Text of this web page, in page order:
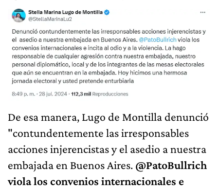
De esa manera, Lugo de Montilla denunció
"contundentemente las irresponsables
acciones injerencistas y el asedio a nuestra
embajada en Buenos Aires. @PatoBullrich
viola los convenios internacionales e